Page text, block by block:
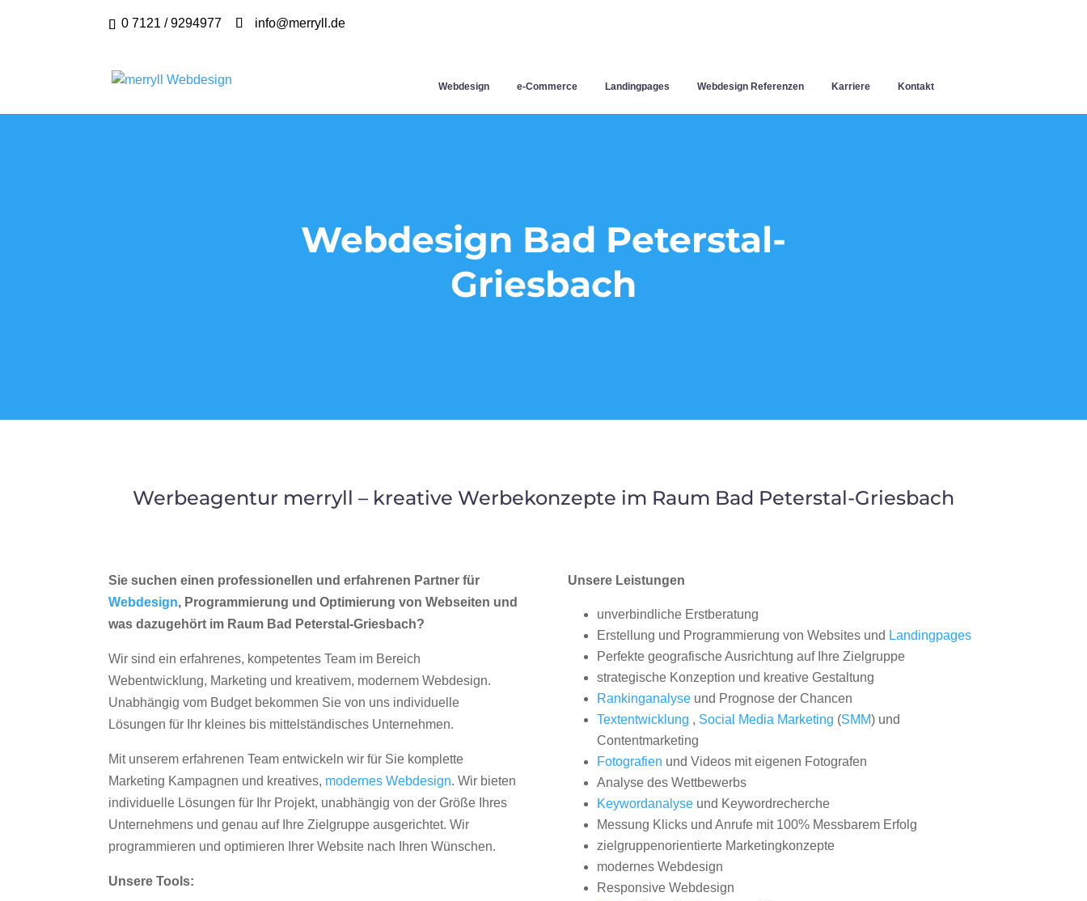
0 7121 / 9294977 info@merryll.de
Webdesign e-Commerce Landingpages Webdesign Referenzen Karriere Kontakt
Webdesign Bad Peterstal-
Griesbach
Werbeagentur merryll – kreative Werbekonzepte im Raum Bad Peterstal-Griesbach
Sie suchen einen professionellen und erfahrenen Partner für
Webdesign, Programmierung und Optimierung von Webseiten und
was dazugehört im Raum Bad Peterstal-Griesbach?
Wir sind ein erfahrenes, kompetentes Team im Bereich
Webentwicklung, Marketing und kreativem, modernem Webdesign.
Unabhängig vom Budget bekommen Sie von uns individuelle
Lösungen für Ihr kleines bis mittelständisches Unternehmen.
Mit unserem erfahrenen Team entwickeln wir für Sie komplette
Marketing Kampagnen und kreatives, modernes Webdesign. Wir bieten
individuelle Lösungen für Ihr Projekt, unabhängig von der Größe Ihres
Unternehmens und genau auf Ihre Zielgruppe ausgerichtet. Wir
programmieren und optimieren Ihrer Website nach Ihren Wünschen.
Unsere Tools:
Unsere Leistungen
unverbindliche Erstberatung
Erstellung und Programmierung von Websites und Landingpages
Perfekte geografische Ausrichtung auf Ihre Zielgruppe
strategische Konzeption und kreative Gestaltung
Rankinganalyseund Prognose der Chancen
Textentwicklung , Social Media Marketing (SMM) und
Contentmarketing
Fotografien und Videos mit eigenen Fotografen
Analyse des Wettbewerbs
Keywordanalyseund Keywordrecherche
Messung Klicks und Anrufe mit 100% Messbarem Erfolg
zielgruppenorientierte Marketingkonzepte
modernes Webdesign
Responsive Webdesign